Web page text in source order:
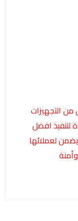
التجهيزات
لتنفيذ افضل
لعملائها